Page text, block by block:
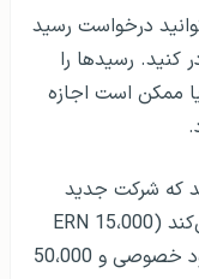
درخواست رسید
كنید. رسیدها را
ممکن است اجازه
که شرکت جدید
حداقل شرایط سرمایه را تأمین می‌کند (15،000 ERN
برای یک شرکت با مسئولیت محدود خصوصی و 50،000